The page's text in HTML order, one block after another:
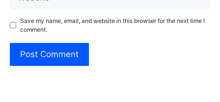
Save my name, email, and website in this browser for the next time I
comment.